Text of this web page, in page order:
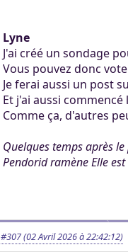
Lyne
J'ai créé un sondage
Vous pouvez donc
Je ferai aussi un post
Et j'ai aussi commencé
Comme ça, d'autres
Quelques temps après
Pendorid ramène Elle
#307(02 Avril 2026 à 22:42:12)